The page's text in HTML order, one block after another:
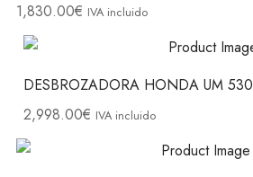
1,830.00€ IVA incluido
DESBROZADORA HONDA UM 530
2,998.00€ IVA incluido